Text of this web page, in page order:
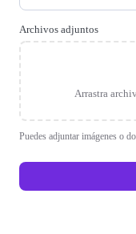
Archivos adjuntos
Arrastra
Puedes adjuntar imágenes o